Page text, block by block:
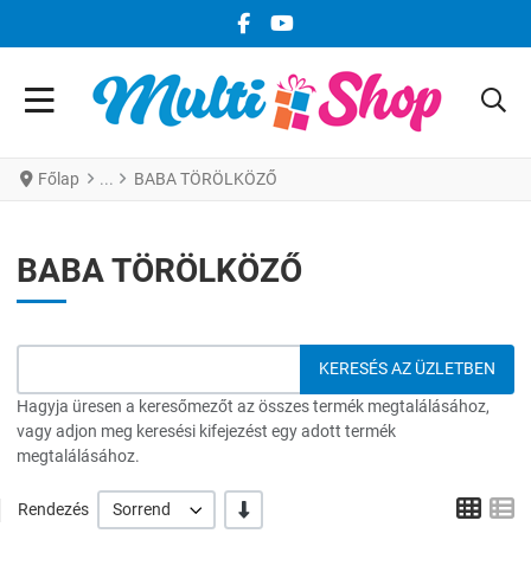
FACEBOOK KÖZÖSSÉGI LINK
YOUTUBE KÖZÖSSÉGI LINK
Főlap BABA TÖRÖLKÖZŐ
BABA TÖRÖLKÖZŐ
Hagyja üresen a keresőmezőt az összes termék megtalálásához,
vagy adjon meg keresési kifejezést egy adott termék
megtalálásához.
Rendezés Sorrend -/+ Grid